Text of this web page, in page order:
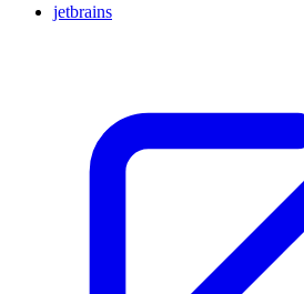
jetbrains